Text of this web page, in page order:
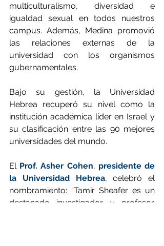
multiculturalismo, diversidad e
igualdad sexual en todos nuestros
campus. Además, Medina promovió
las relaciones externas de la
universidad con los organismos
gubernamentales.
Bajo su gestión, la Universidad
Hebrea recuperó su nivel como la
institución académica líder en Israel y
su clasificación entre las 90 mejores
universidades del mundo.
El Prof. Asher Cohen, presidente de
la Universidad Hebrea, celebró el
nombramiento: “Tamir Sheafer es un
destacado investigador y profesor.